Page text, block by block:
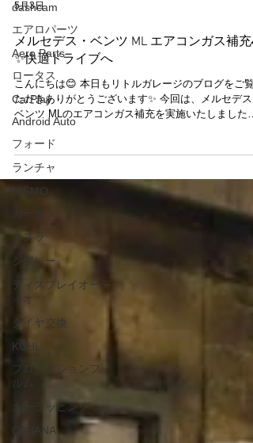
dashcam
エアロパーツ
Aero Parts
ロータス
CarPlay
Android Auto
フォード
ランチャ
NISMO
カーボン
テスラ
シボレー
ディスプレイオーデ
ィオ
タイヤ交換
KUHL
プロテクションフィ
ルム
カーラッピング
CABANA
5月3日
メルセデス・ベンツ ML エアコンガス補充
✨快適ドライブへ
こんにちは😊 本日もリトルガレージのブログをご覧
ただきありがとうございます✨ 今回は、メルセデス
ベンツ MLのエアコンガス補充を実施いたしました
気温も上がってきており、エアコンの使用機会が増
るこれからの時期、効きが弱いと感じる場合はガス
点検・補充がおすすめです🔧 今回もしっかりとガス
補充し、快適にお乗りいただける状態へと整えてお
ます👍✨ これからの季節も、車内を快適に保つため
になる方や、久しぶりに使用される方はぜひ一度点
をご検討ください😏✨ メンテナンスやカスタムのご
談もお気軽にどうぞ🚗✨ 皆さまのご来店を心よりお
ちしております💛